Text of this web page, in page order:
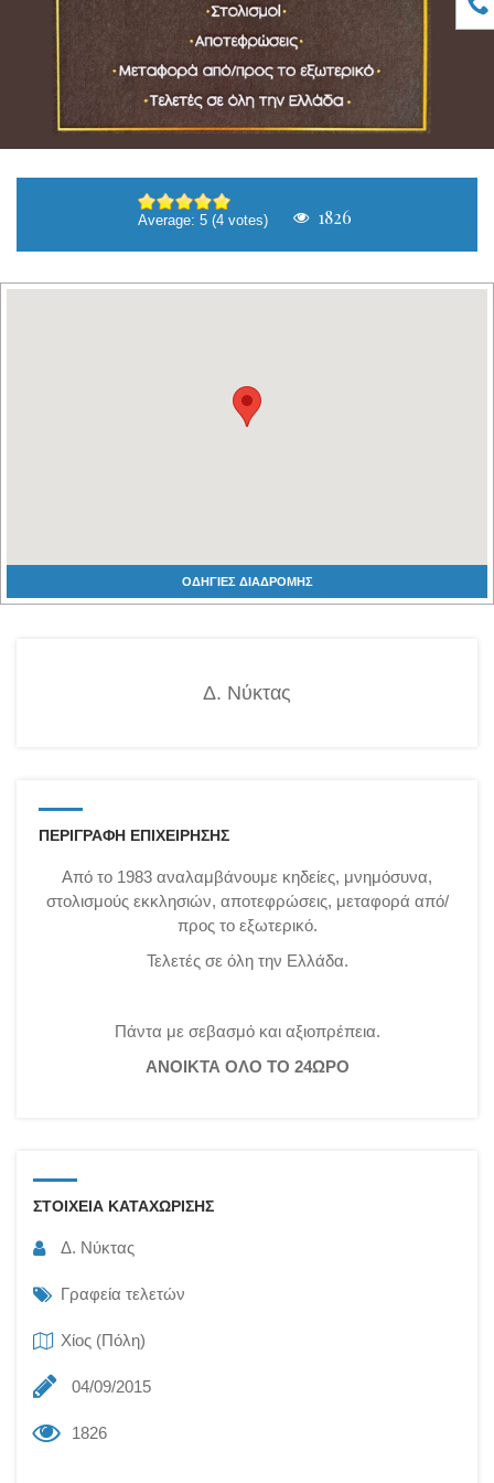
Average: 5 (4votes) 1826
ΟΔΗΓΙΕΣ ΔΙΑΔΡΟΜΗΣ
Δ. Νύκτας
ΠΕΡΙΓΡΑΦΗ ΕΠΙΧΕΙΡΗΣΗΣ
Από το 1983 αναλαμβάνουμε κηδείες, μνημόσυνα,
στολισμούς εκκλησιών, αποτεφρώσεις, μεταφορά από/
προς το εξωτερικό.
Τελετές σε όλη την Ελλάδα.
Πάντα με σεβασμό και αξιοπρέπεια.
ΑΝΟΙΚΤΑ ΟΛΟ ΤΟ 24ΩΡΟ
ΣΤΟΙΧΕΙΑ ΚΑΤΑΧΩΡΙΣΗΣ
Δ. Νύκτας
Γραφεία τελετών
Χίος (Πόλη)
04/09/2015
1826